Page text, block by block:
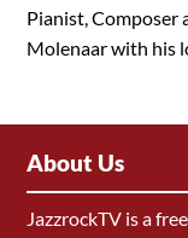
Pianist, Composer
Molenaar with his
About Us
JazzrockTV is a